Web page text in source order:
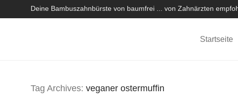
Deine Bambuszahnbürste von baumfrei ... von Zahnärzten
Startseite
Tag Archives: veganer ostermuffin